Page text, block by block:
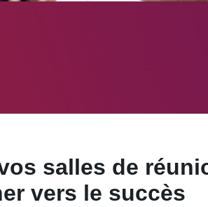
salles de
vers le succès